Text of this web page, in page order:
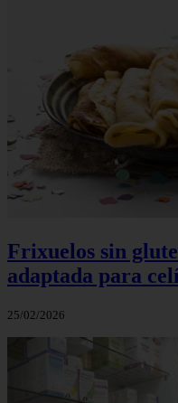
Frixuelos sin
adaptada para
25/02/2026